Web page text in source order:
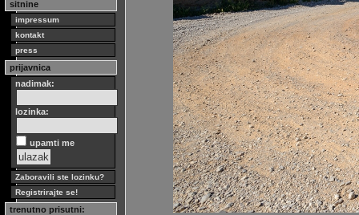
sitnine
impressum
kontakt
press
prijavnica
nadimak:
lozinka:
upamti me
Zaboravili ste lozinku?
Registrirajte se!
trenutno prisutni: